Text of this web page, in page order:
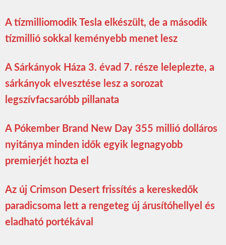
A tízmilliomodik Tesla elkészült, de a második
tízmillió sokkal keményebb menet lesz
A Sárkányok Háza 3. évad 7. része leleplezte, a
sárkányok elvesztése lesz a sorozat
legszívfacsaróbb pillanata
A Pókember Brand New Day 355 millió dolláros
nyitánya minden idők egyik legnagyobb
premierjét hozta el
Az új Crimson Desert frissítés a kereskedők
paradicsoma lett a rengeteg új árusítóhellyel és
eladható portékával